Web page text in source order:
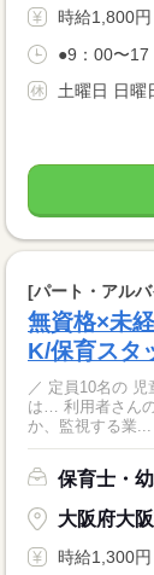
時給1,800円
●9：00〜17
土曜日 日曜
[パート・アル
無資格×未
K/保育スタ
／ 定員10名の 児童発達支援・放課後等デイサービス ＼ 具体的に
は… 利用者さん
か、監視する業...
保育士・
大阪府大
時給1,300円